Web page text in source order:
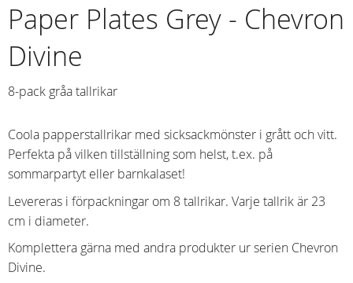
Paper Plates Grey - Chevron
Divine
8-pack gråa tallrikar
Coola papperstallrikar med sicksackmönster i grått och vitt.
Perfekta på vilken tillställning som helst, t.ex. på
sommarpartyt eller barnkalaset!
Levereras i förpackningar om 8 tallrikar. Varje tallrik är 23
cm i diameter.
Komplettera gärna med andra produkter ur serien Chevron
Divine.